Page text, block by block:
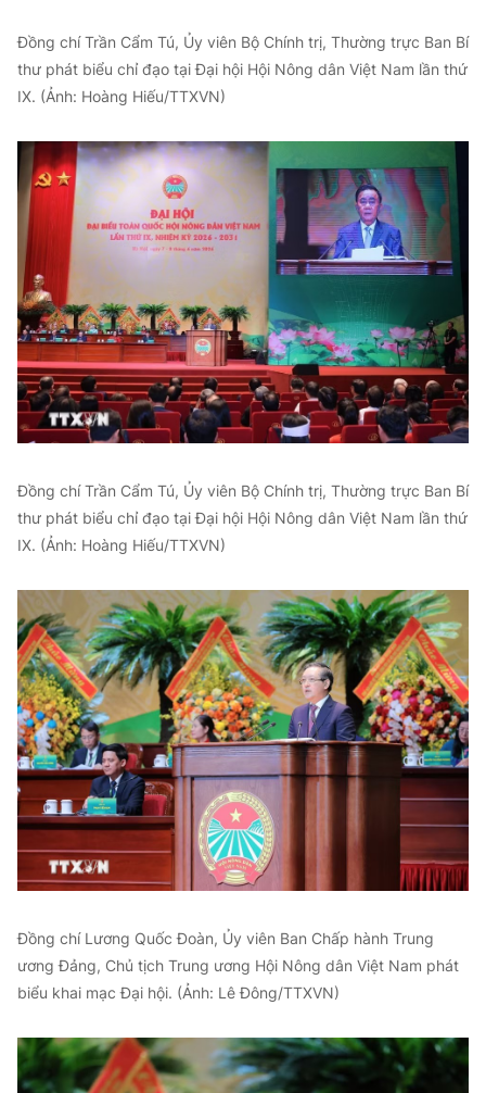
Đồng chí Trần Cẩm Tú, Ủy viên Bộ Chính trị, Thường trực Ban Bí
thư phát biểu chỉ đạo tại Đại hội Hội Nông dân Việt Nam lần thứ
IX. (Ảnh: Hoàng Hiếu/TTXVN)
Đồng chí Trần Cẩm Tú, Ủy viên Bộ Chính trị, Thường trực Ban Bí
thư phát biểu chỉ đạo tại Đại hội Hội Nông dân Việt Nam lần thứ
IX. (Ảnh: Hoàng Hiếu/TTXVN)
Đồng chí Lương Quốc Đoàn, Ủy viên Ban Chấp hành Trung
ương Đảng, Chủ tịch Trung ương Hội Nông dân Việt Nam phát
biểu khai mạc Đại hội. (Ảnh: Lê Đông/TTXVN)